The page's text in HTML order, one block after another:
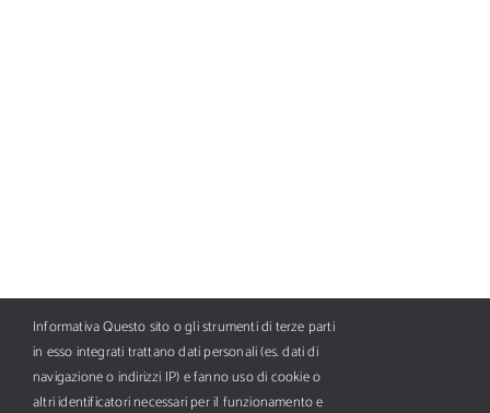
Informativa Questo sito o gli strumenti di terze parti
in esso integrati trattano dati personali (es. dati di
navigazione o indirizzi IP) e fanno uso di cookie o
altri identificatori necessari per il funzionamento e